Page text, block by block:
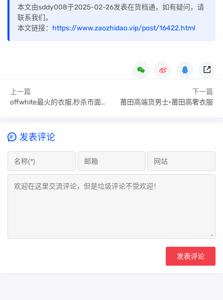
本文由sddy008于2025-02-26发表在货档通，如有疑问，请
联系我们。
本文链接： https://www.zaozhidao.vip/post/16422.html
上一篇
offwhite最火的衣服,秒杀市面90%货
下一篇
莆田高端货男士·莆田高奢衣服
发表评论